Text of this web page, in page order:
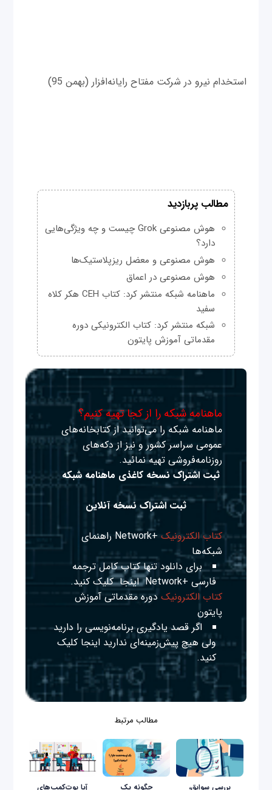
استخدام نیرو در شرکت مفتاح رایانه‌افزار (بهمن 95)
مطالب پربازدید
هوش مصنوعی Grok چیست و چه ویژگی‌هایی
دارد؟
هوش مصنوعی و معضل ریزپلاستیک‌ها
هوش مصنوعی در اعماق
ماهنامه شبکه منتشر کرد: کتاب CEH هکر کلاه
سفید
شبکه منتشر کرد: کتاب الکترونیکی دوره
مقدماتی آموزش پایتون
ماهنامه شبکه را از کجا تهیه کنیم؟
ماهنامه شبکه را می‌توانید از کتابخانه‌های
عمومی سراسر کشور و نیز از دکه‌های
روزنامه‌فروشی تهیه نمائید.
ثبت اشتراک نسخه کاغذی ماهنامه شبکه
ثبت اشتراک نسخه آنلاین
کتاب الکترونیک
+Network راهنمای
شبکه‌ها
برای دانلود تنها کتاب کامل ترجمه
فارسی +Network
اینجا کلیک کنید.
کتاب الکترونیک دوره مقدماتی آموزش
پایتون
اگر قصد یادگیری برنامه‌نویسی را دارید
ولی هیچ پیش‌زمینه‌ای نداریداینجا کلیک
کنید.
مطالب مرتبط
بررسی سوابق، چگونه یک آیا بوت‌کمپ‌های